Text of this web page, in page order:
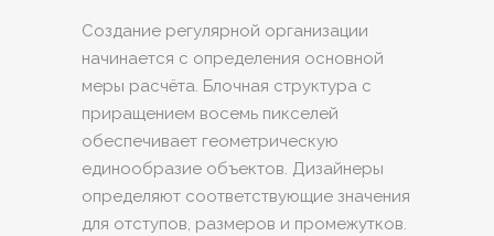
Создание регулярной организации
начинается с определения основной
меры расчёта. Блочная структура с
приращением восемь пикселей
обеспечивает геометрическую
единообразие объектов. Дизайнеры
определяют соответствующие значения
для отступов, размеров и промежутков.